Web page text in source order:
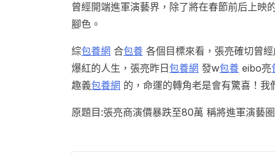
曾經開端進軍演藝界，除了將在春節前后上映
腳色。
綜包養網 合包養 各個目標來看，張亮確切曾
爆紅的人生，張亮昨日 包養網 發w包養 eibo亮
趣義包養網 的，命運的轉角老是會有驚喜！我
原題目:張亮商演價暴跌至80萬 稱將進軍演藝